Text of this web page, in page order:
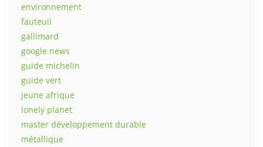
environnement
fauteuil
gallimard
google news
guide michelin
guide vert
jeune afrique
lonely planet
master développement durable
métallique